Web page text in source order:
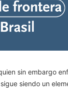
sin embargo
siendo un